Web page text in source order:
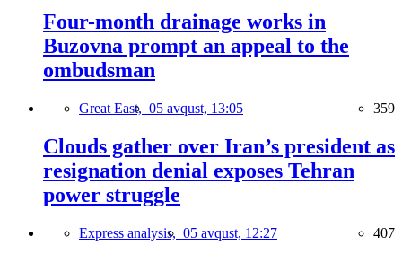
Four-month drainage works in
Buzovna prompt an appeal to the
ombudsman
Great East, 05 avqust, 13:05 359
Clouds gather over Iran’s president as
resignation denial exposes Tehran
power struggle
Express analysis, 05 avqust, 12:27 407